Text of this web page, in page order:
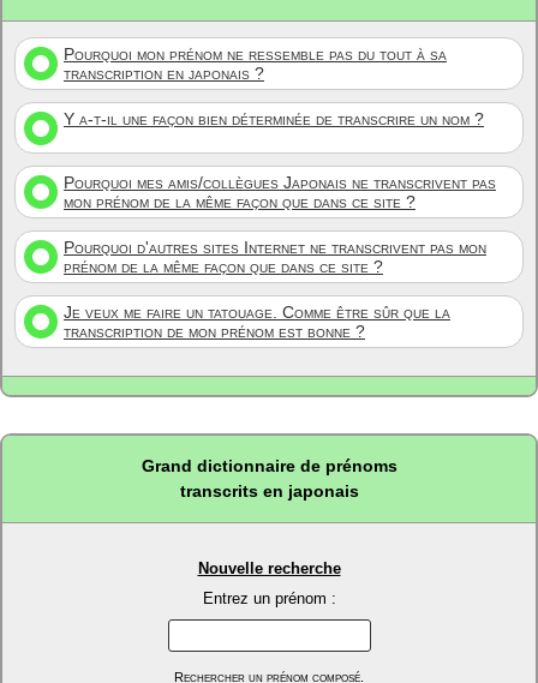
Pourquoi mon prénom ne ressemble pas du tout à sa
transcription en japonais ?
Y a-t-il une façon bien déterminée de transcrire un nom ?
Pourquoi mes amis/collègues Japonais ne transcrivent pas
mon prénom de la même façon que dans ce site ?
Pourquoi d'autres sites Internet ne transcrivent pas mon
prénom de la même façon que dans ce site ?
Je veux me faire un tatouage. Comme être sûr que la
transcription de mon prénom est bonne ?
Grand dictionnaire de prénoms
transcrits en japonais
Nouvelle recherche
Entrez un prénom :
Rechercher un prénom composé.